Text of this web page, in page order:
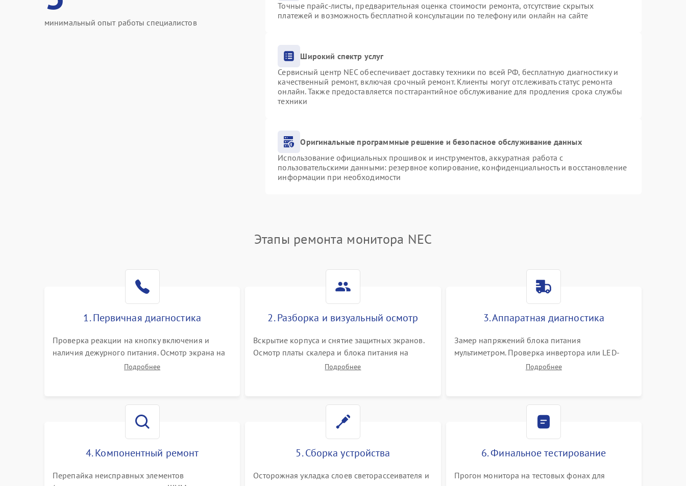
минимальный опыт работы специалистов
Точные прайс-листы, предварительная оценка стоимости ремонта, отсутствие скрытых
платежей и возможность бесплатной консультации по телефону или онлайн на сайте
Широкий спектр услуг
Сервисный центр NEC обеспечивает доставку техники по всей РФ, бесплатную диагностику и
качественный ремонт, включая срочный ремонт. Клиенты могут отслеживать статус ремонта
онлайн. Также предоставляется постгарантийное обслуживание для продления срока службы
техники
Оригинальные программные решение и безопасное обслуживание данных
Использование официальных прошивок и инструментов, аккуратная работа с
пользовательскими данными: резервное копирование, конфиденциальность и восстановление
информации при необходимости
Этапы ремонта монитора NEC
1. Первичная диагностика
Проверка реакции на кнопку включения и
наличия дежурного питания. Осмотр экрана на
механические повреждения. Подключение к ПК
Подробнее
2. Разборка и визуальный осмотр
Вскрытие корпуса и снятие защитных экранов.
Осмотр платы скалера и блока питания на
наличие вздутых конденсаторов, прогаров,
Подробнее
3. Аппаратная диагностика
Замер напряжений блока питания
мультиметром. Проверка инвертора или LED-
драйвера подсветки. Диагностика цепей
Подробнее
4. Компонентный ремонт
Перепайка неисправных элементов
5. Сборка устройства
Осторожная укладка слоев светорассеивателя и
6. Финальное тестирование
Прогон монитора на тестовых фонах для